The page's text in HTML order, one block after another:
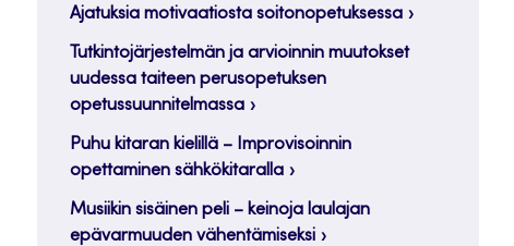
Ajatuksia motivaatiosta soitonopetuksessa
Tutkintojärjestelmän ja arvioinnin muutokset
uudessa taiteen perusopetuksen
opetussuunnitelmassa
Puhu kitaran kielillä – Improvisoinnin
opettaminen sähkökitaralla
Musiikin sisäinen peli – keinoja laulajan
epävarmuuden vähentämiseksi